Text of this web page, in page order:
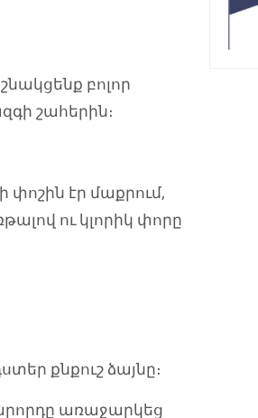
բոլոր
շահերին։
էր մաքրում,
ու կլորիկ փորը
քնքուշ ձայնը։
առաջարկեց